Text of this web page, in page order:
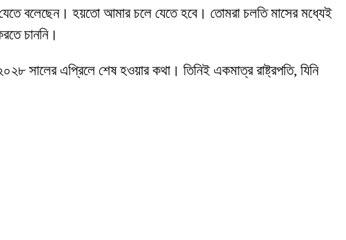
যেতে বলেছেন। হয়তো আমার চলে যেতে হবে। তোমরা চলতি মাসের মধ্যেই
চাননি।
সালের এপ্রিলে শেষ হওয়ার কথা। তিনিই একমাত্র রাষ্ট্রপতি, যিনি